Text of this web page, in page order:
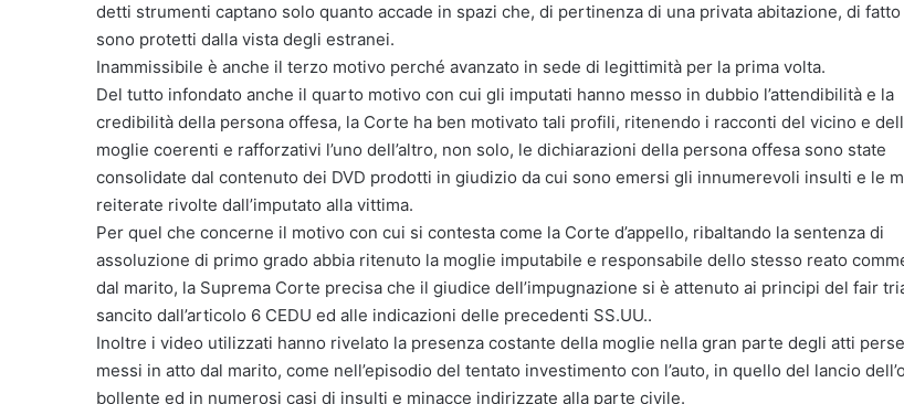
detti strumenti captano solo quanto accade in spazi che, di pertinenza di una privata abitazione, di fatto
sono protetti dalla vista degli estranei.
Inammissibile è anche il terzo motivo perché avanzato in sede di legittimità per la prima volta.
Del tutto infondato anche il quarto motivo con cui gli imputati hanno messo in dubbio l’attendibilità e la
credibilità della persona offesa, la Corte ha ben motivato tali profili, ritenendo i racconti del vicino e
moglie coerenti e rafforzativi l’uno dell’altro, non solo, le dichiarazioni della persona offesa sono state
consolidate dal contenuto dei DVD prodotti in giudizio da cui sono emersi gli innumerevoli insulti e le
reiterate rivolte dall’imputato alla vittima.
Per quel che concerne il motivo con cui si contesta come la Corte d’appello, ribaltando la sentenza di
assoluzione di primo grado abbia ritenuto la moglie imputabile e responsabile dello stesso reato
dal marito, la Suprema Corte precisa che il giudice dell’impugnazione si è attenuto ai principi del fair
sancito dall’articolo 6 CEDU ed alle indicazioni delle precedenti SS.UU..
Inoltre i video utilizzati hanno rivelato la presenza costante della moglie nella gran parte degli atti
messi in atto dal marito, come nell’episodio del tentato investimento con l’auto, in quello del lancio
bollente ed in numerosi casi di insulti e minacce indirizzate alla parte civile.